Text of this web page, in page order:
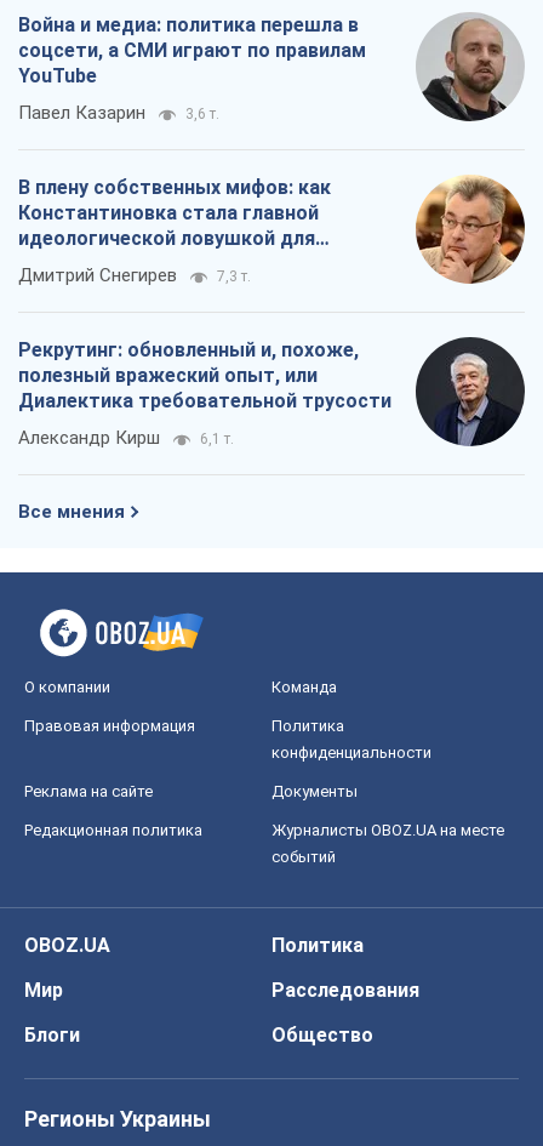
Война и медиа: политика перешла в
соцсети, а СМИ играют по правилам
YouTube
Павел Казарин 3,6 т.
В плену собственных мифов: как
Константиновка стала главной
идеологической ловушкой для
российских оккупантов
Дмитрий Снегирев 7,3 т.
Рекрутинг: обновленный и, похоже,
полезный вражеский опыт, или
Диалектика требовательной трусости
Александр Кирш 6,1 т.
Все мнения
О компании Команда
Правовая информация
Политика
конфиденциальности
Реклама на сайте Документы
Редакционная политика
Журналисты OBOZ.UA на месте
событий
OBOZ.UA
Политика
Мир
Расследования
Блоги
Общество
Регионы Украины